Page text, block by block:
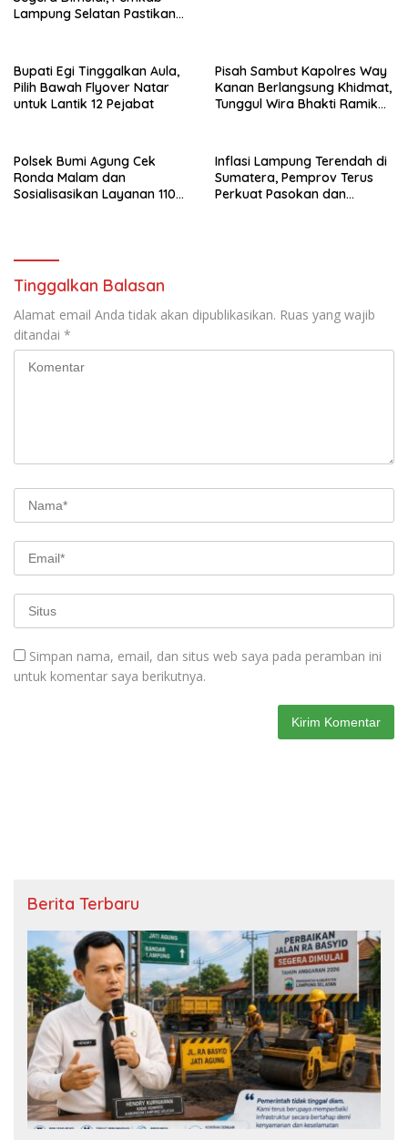
Lampung Selatan Pastikan
Bupati Egi Tinggalkan Aula,
Pilih Bawah Flyover Natar
untuk Lantik 12 Pejabat
Pisah Sambut Kapolres Way
Kanan Berlangsung Khidmat,
Tunggul Wira Bhakti Ramik
Polsek Bumi Agung Cek
Ronda Malam dan
Sosialisasikan Layanan 110
Inflasi Lampung Terendah di
Sumatera, Pemprov Terus
Perkuat Pasokan dan
Tinggalkan Balasan
Alamat email Anda tidak akan dipublikasikan. Ruas yang wajib
ditandai *
Simpan nama, email, dan situs web saya pada peramban ini
untuk komentar saya berikutnya.
Berita Terbaru